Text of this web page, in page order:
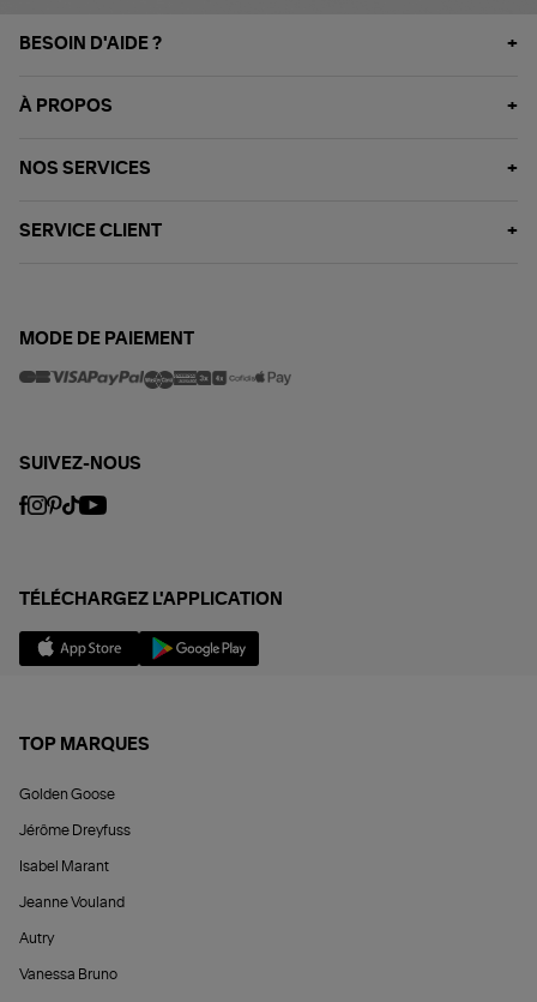
BESOIN D'AIDE ?
À PROPOS
NOS SERVICES
SERVICE CLIENT
MODE DE PAIEMENT
SUIVEZ-NOUS
TÉLÉCHARGEZ L'APPLICATION
TOP MARQUES
Golden Goose
Jérôme Dreyfuss
Isabel Marant
Jeanne Vouland
Autry
Vanessa Bruno